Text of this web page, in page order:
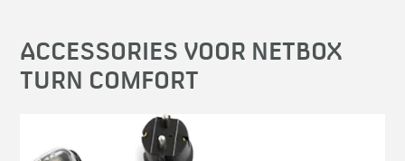
ACCESSORIES VOOR NETBOX
TURN COMFORT